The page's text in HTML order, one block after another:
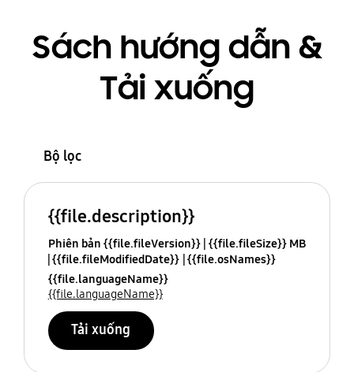
Sách hướng dẫn &
Tải xuống
Bộ lọc
{{file.description}}
Phiên bản {{file.fileVersion}} {{file.fileSize}} MB
{{file.fileModifiedDate}} {{file.osNames}}
{{file.languageName}}
{{file.languageName}}
Tải xuống